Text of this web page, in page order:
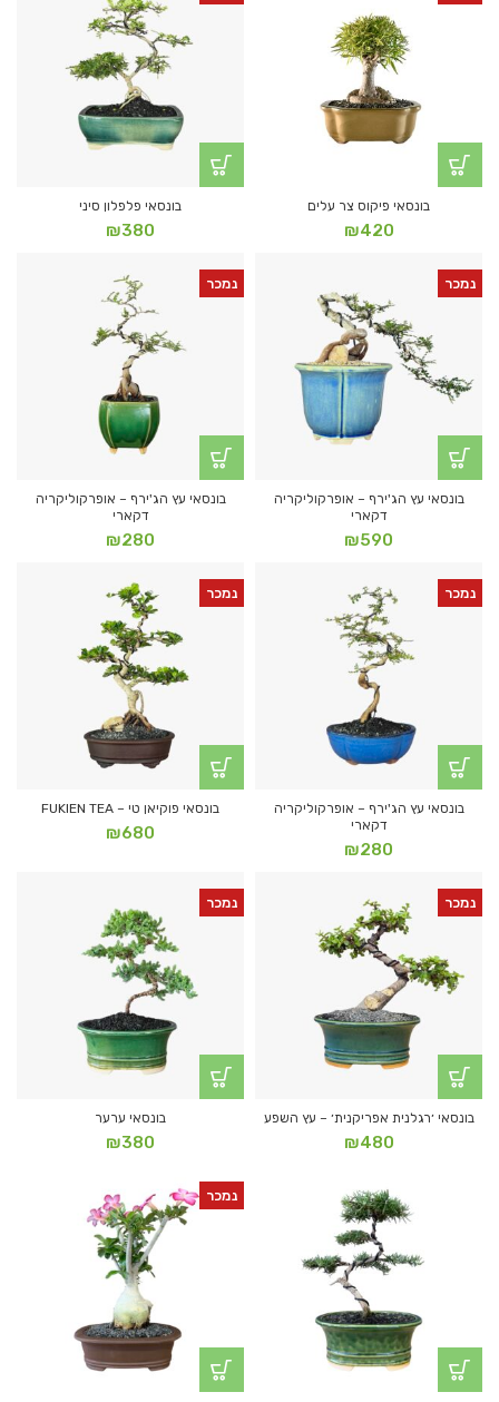
בונסאי פיקוס צר עלים
₪420
בונסאי פלפלון סיני
₪380
נמכר
בונסאי עץ הג'ירף – אופרקוליקריה
דקארי
₪590
נמכר
בונסאי עץ הג'ירף – אופרקוליקריה
דקארי
₪280
נמכר
בונסאי עץ הג'ירף – אופרקוליקריה
דקארי
₪280
נמכר
בונסאי פוקיאן טי – FUKIEN TEA
₪680
נמכר
בונסאי ׳רגלנית אפריקנית׳ – עץ השפע
₪480
נמכר
בונסאי ערער
₪380
נמכר